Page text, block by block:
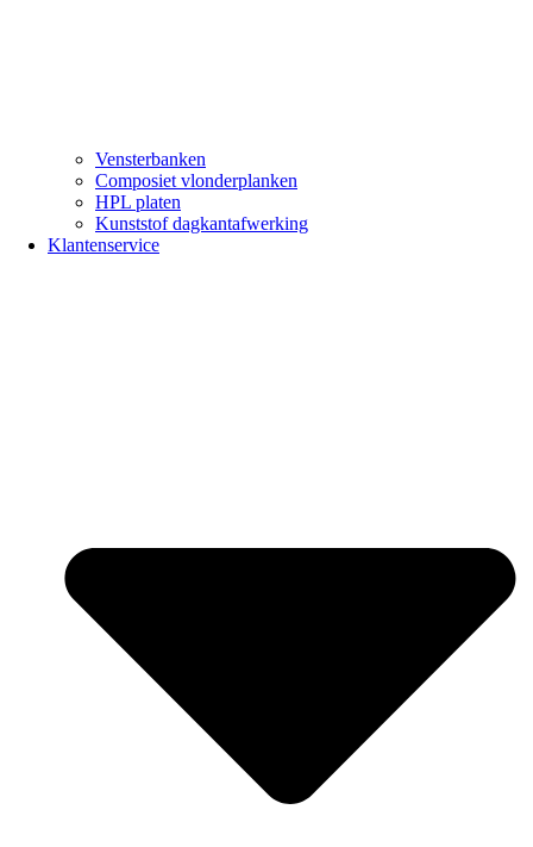
Vensterbanken
Composiet vlonderplanken
HPL platen
Kunststof dagkantafwerking
Klantenservice